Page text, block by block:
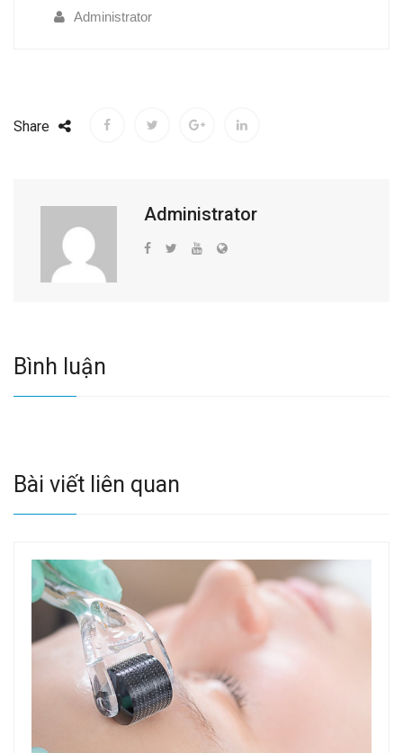
Administrator
Share
Administrator
Bình luận
Bài viết liên quan